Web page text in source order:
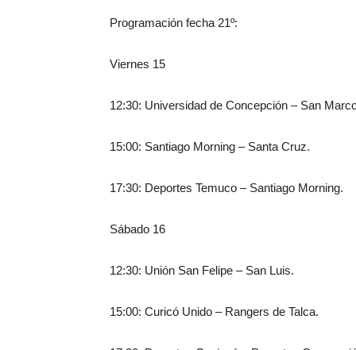
Programación fecha 21º:
Viernes 15
12:30: Universidad de Concepción – San
15:00: Santiago Morning – Santa Cruz.
17:30: Deportes Temuco – Santiago Morning.
Sábado 16
12:30: Unión San Felipe – San Luis.
15:00: Curicó Unido – Rangers de Talca.